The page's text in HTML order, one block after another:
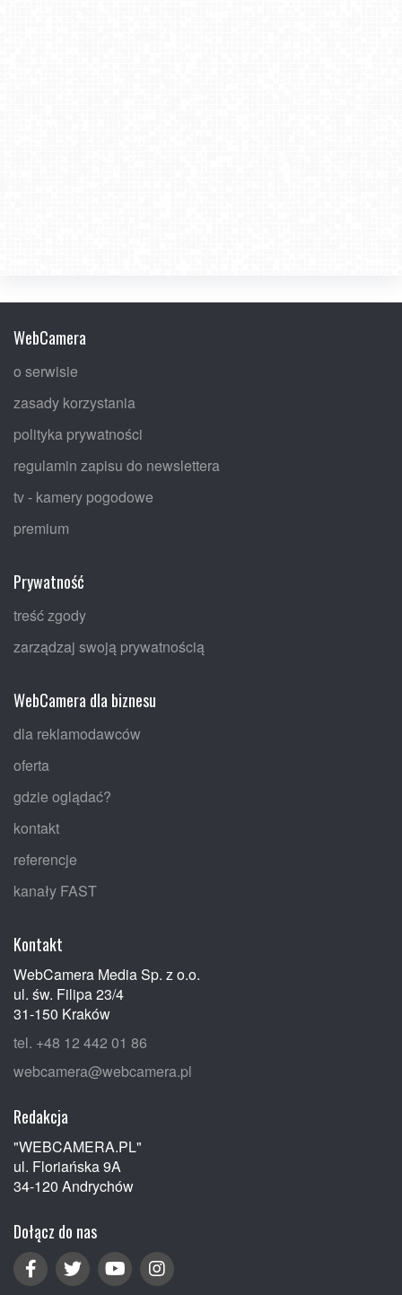
WebCamera
o serwisie
zasady korzystania
polityka prywatności
regulamin zapisu do newslettera
tv - kamery pogodowe
premium
Prywatność
treść zgody
zarządzaj swoją prywatnością
WebCamera dla biznesu
dla reklamodawców
oferta
gdzie oglądać?
kontakt
referencje
kanały FAST
Kontakt
WebCamera Media Sp. z o.o.
ul. św. Filipa 23/4
31-150 Kraków
tel. +48 12 442 01 86
webcamera@webcamera.pl
Redakcja
"WEBCAMERA.PL"
ul. Floriańska 9A
34-120 Andrychów
Dołącz do nas